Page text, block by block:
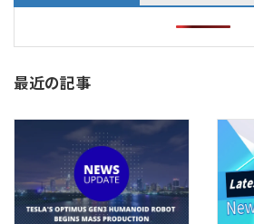
最近の記事